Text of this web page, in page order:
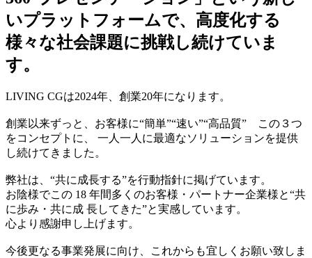
いプラットフォームで、高度化する
様々な社会課題に挑戦し続けていま
す。
LIVING CGは2024年、創業20年になります。
創業以来ずっと、お客様に“簡単”“速い”“高品質” この３つ
をコンセプトに、 一人一人に最適なソリューションを提供
し続けてきました。
弊社は、“共に成長する”を行動指針に掲げています。
お陰様でこの 18 年間多くのお客様・パートナー企業様と“共
に歩み・共に成 長してきた”と実感しています。
心より感謝申し上げます。
今後更なる事業発展に向け、これからも宜しくお願い致しま